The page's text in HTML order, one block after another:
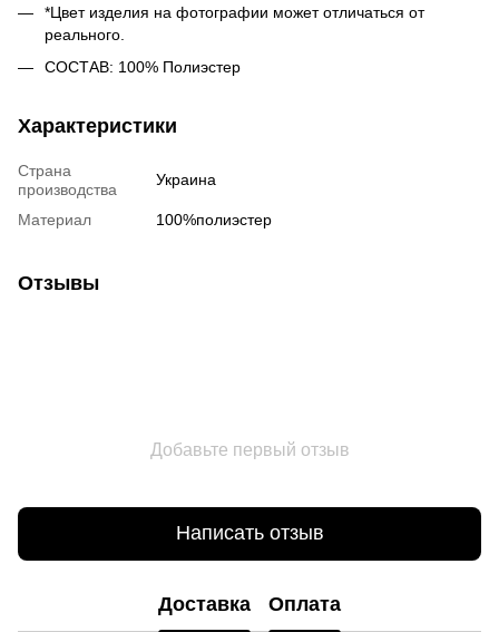
*Цвет изделия на фотографии может отличаться от
реального.
СОСТАВ: 100% Полиэстер
Характеристики
Страна
производства
Украина
Материал 100%полиэстер
Отзывы
Добавьте первый отзыв
Написать отзыв
Доставка Оплата